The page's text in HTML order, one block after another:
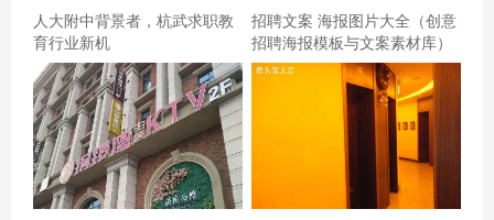
人大附中背景者，杭武求职教
育行业新机
招聘文案 海报图片大全（创意
招聘海报模板与文案素材库）